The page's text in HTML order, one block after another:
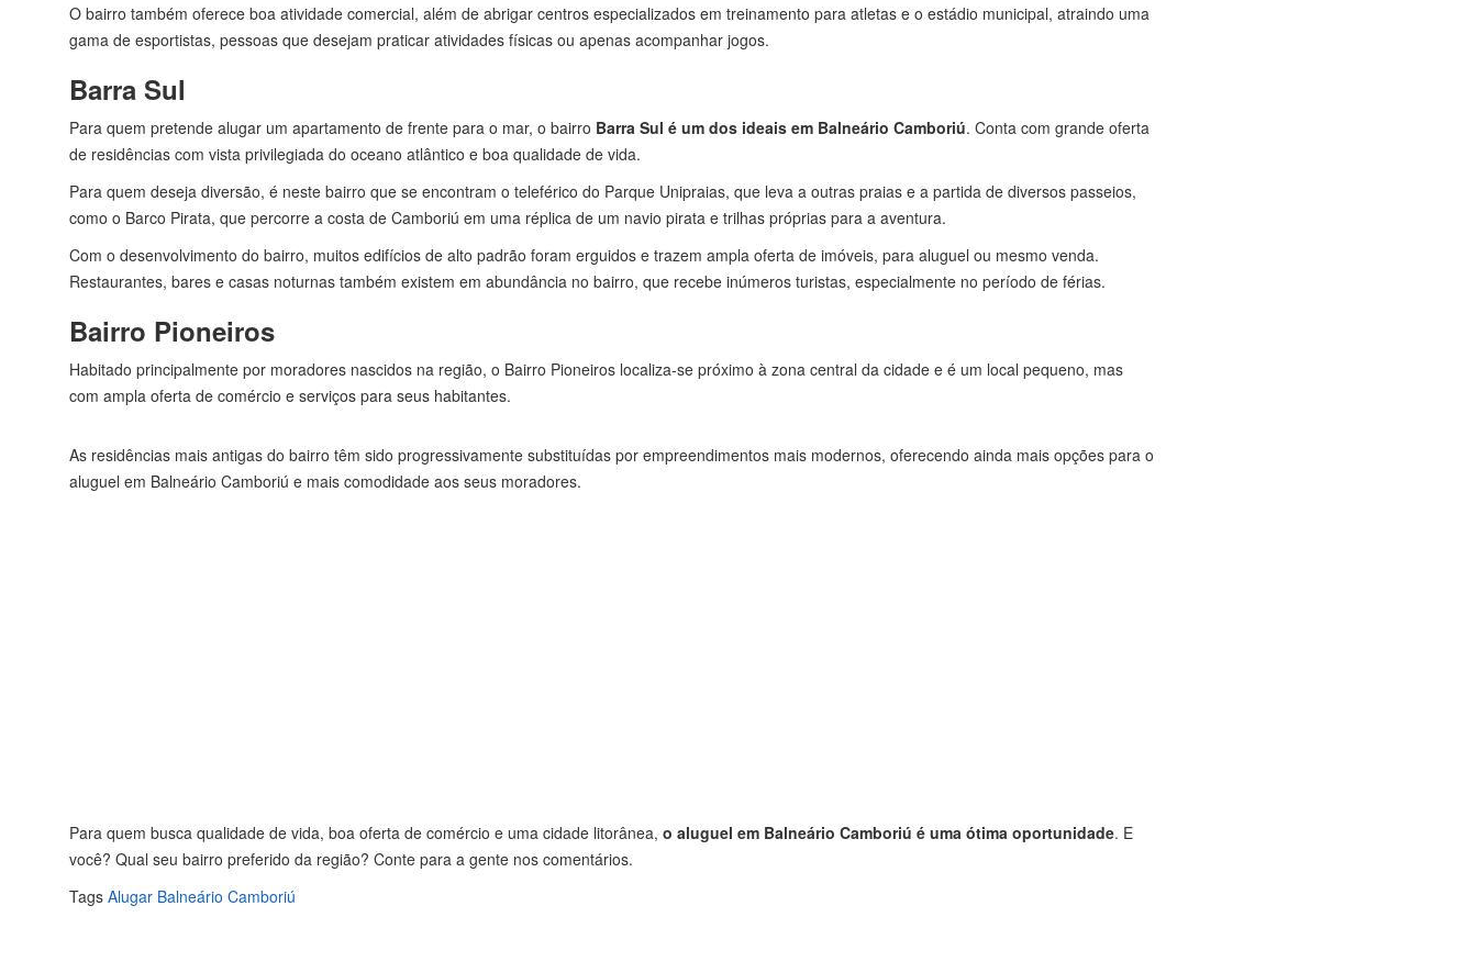
O bairro também oferece boa atividade comercial, além de abrigar centros especializados em treinamento para atletas e o estádio municipal, atraindo uma
gama de esportistas, pessoas que desejam praticar atividades físicas ou apenas acompanhar jogos.
Barra Sul
Para quem pretende alugar um apartamento de frente para o mar, o bairro Barra Sul é um dos ideais em Balneário Camboriú. Conta com grande oferta
de residências com vista privilegiada do oceano atlântico e boa qualidade de vida.
Para quem deseja diversão, é neste bairro que se encontram o teleférico do Parque Unipraias, que leva a outras praias e a partida de diversos passeios,
como o Barco Pirata, que percorre a costa de Camboriú em uma réplica de um navio pirata e trilhas próprias para a aventura.
Com o desenvolvimento do bairro, muitos edifícios de alto padrão foram erguidos e trazem ampla oferta de imóveis, para aluguel ou mesmo venda.
Restaurantes, bares e casas noturnas também existem em abundância no bairro, que recebe inúmeros turistas, especialmente no período de férias.
Bairro Pioneiros
Habitado principalmente por moradores nascidos na região, o Bairro Pioneiros localiza-se próximo à zona central da cidade e é um local pequeno, mas
com ampla oferta de comércio e serviços para seus habitantes.
As residências mais antigas do bairro têm sido progressivamente substituídas por empreendimentos mais modernos, oferecendo ainda mais opções para o
aluguel em Balneário Camboriú e mais comodidade aos seus moradores.
Para quem busca qualidade de vida, boa oferta de comércio e uma cidade litorânea, o aluguel em Balneário Camboriú é uma ótima oportunidade. E
você? Qual seu bairro preferido da região? Conte para a gente nos comentários.
Tags Alugar Balneário Camboriú